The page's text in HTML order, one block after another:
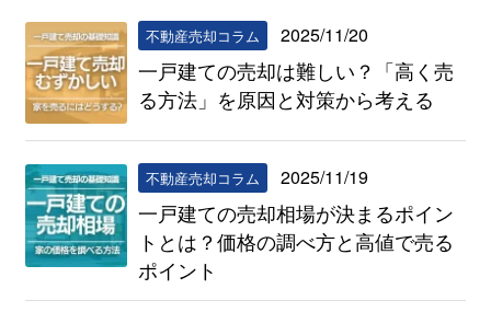
不動産売却コラム 2025/11/20
一戸建ての売却は難しい？「高く売
る方法」を原因と対策から考える
不動産売却コラム 2025/11/19
一戸建ての売却相場が決まるポイン
トとは？価格の調べ方と高値で売る
ポイント